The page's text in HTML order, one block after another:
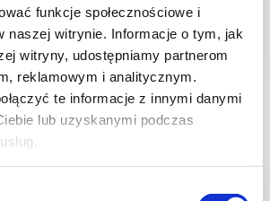
funkcje społecznościowe i
naszej witrynie. Informacje o tym, jak
witryny, udostępniamy partnerom
reklamowym i analitycznym.
te informacje z innymi danymi
lub uzyskanymi podczas
15 min. 1486 kcal 2